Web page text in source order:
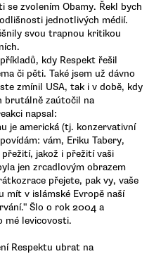
se zvolením Obamy. Řekl bych
jednotlivých médií.
svou trapnou kritikou
kdy Respekt řešil
či pěti. Také jsem už dávno
zmínil USA, tak i v době, kdy
brutálně zaútočil na
napsal:
je americká (tj. konzervativní
vám, Eriku Tabery,
jakož i přežití vaši
jen zrcadlovým obrazem
přejete, pak vy, vaše
mít v islámské Evropě naší
Šlo o rok 2004 a
mé levicovosti.
Respektu ubrat na